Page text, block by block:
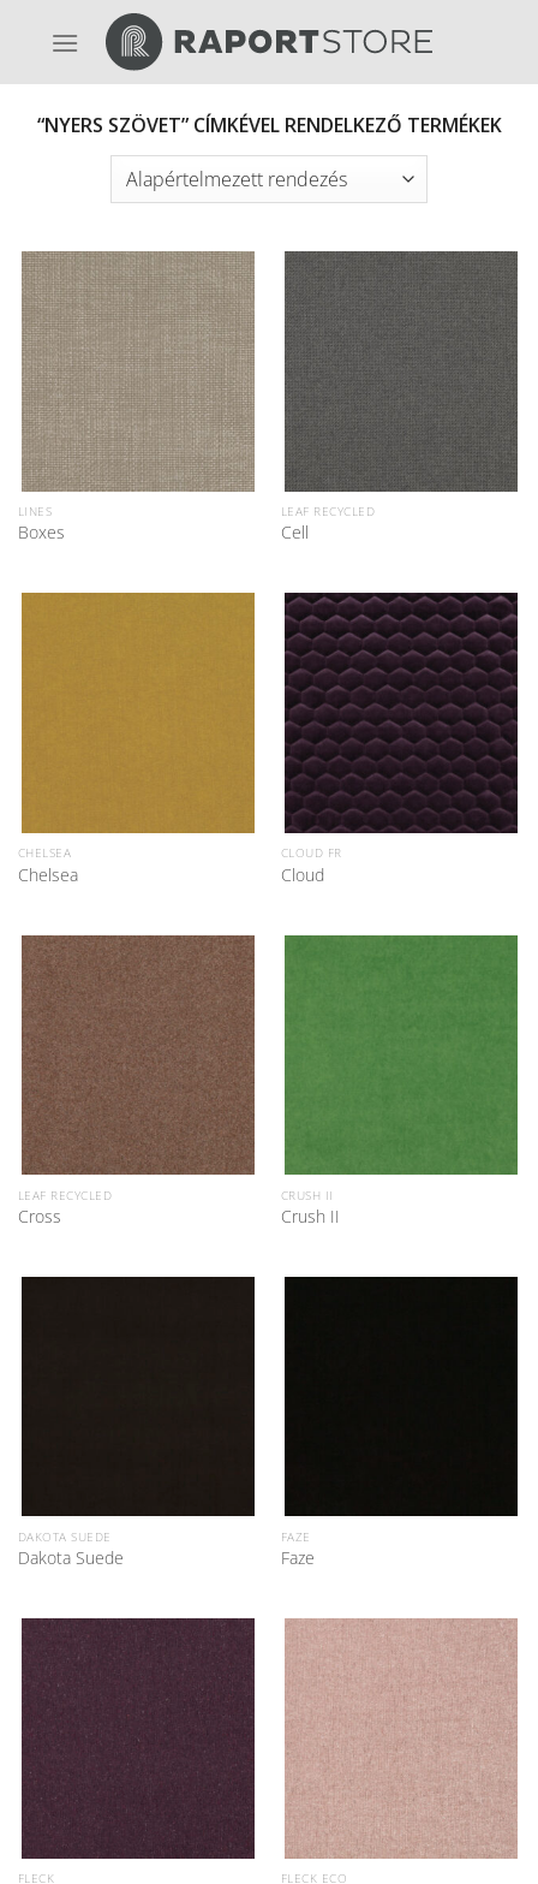
“NYERS SZÖVET” CÍMKÉVEL RENDELKEZŐ TERMÉKEK
LINES
Boxes
LEAF RECYCLED
Cell
CHELSEA
Chelsea
CLOUD FR
Cloud
LEAF RECYCLED
Cross
CRUSH II
Crush II
DAKOTA SUEDE
Dakota Suede
FAZE
Faze
FLECK FLECK ECO